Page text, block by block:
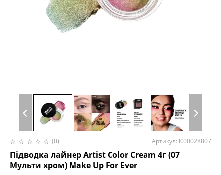
(0) Артикул: I000028807
Підводка лайнер Artist Color Cream 4г (07
Мульти хром) Make Up For Ever